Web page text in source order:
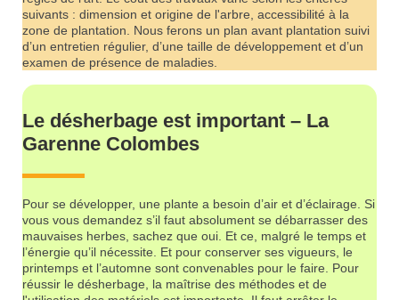
suivants : dimension et origine de l'arbre, accessibilité à la
zone de plantation. Nous ferons un plan avant plantation suivi
d’un entretien régulier, d’une taille de développement et d’un
examen de présence de maladies.
Le désherbage est important – La
Garenne Colombes
Pour se développer, une plante a besoin d’air et d’éclairage. Si
vous vous demandez s’il faut absolument se débarrasser des
mauvaises herbes, sachez que oui. Et ce, malgré le temps et
l’énergie qu’il nécessite. Et pour conserver ses vigueurs, le
printemps et l’automne sont convenables pour le faire. Pour
réussir le désherbage, la maîtrise des méthodes et de